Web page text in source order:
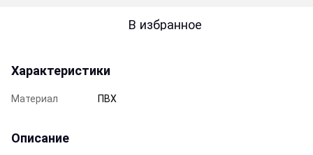
В избранное
Характеристики
Материал ПВХ
Описание